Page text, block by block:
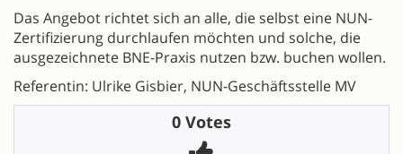
Das Angebot richtet sich an alle, die selbst eine NUN-
Zertifizierung durchlaufen möchten und solche, die
ausgezeichnete BNE-Praxis nutzen bzw. buchen wollen.
Referentin: Ulrike Gisbier, NUN-Geschäftsstelle MV
0 Votes